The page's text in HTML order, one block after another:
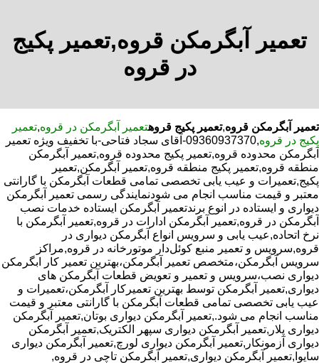
تعمیر آبگرمکن قروه,تعمیر پکیج
در قروه
تعمیر آبگرمکن قروه,تعمیر پکیج قروهتعمیر آبگرمکن در قروه,تعمیر
پکیج در قروه
,09360937370-آقای سجاد فتاحی-با تخفیف ویژه تعمیر
آبگرمکن محدوده قروه,تعمیر پکیج محدوده قروه,تعمیر آبگرمکن
منطقه قروه,تعمیر پکیج منطقه قروه,تعمیر آبگرمکن,تعمیر
پکیج,تعمیرات و عیب یابی تخصصی تمامی قطعات آبگرمکن با گارانتی
معتبر و قیمت مناسب انجام می شودنمایندگی رسمی تعمیر آبگرمکن
دیواری و ایستاده در انوع برندتعمیر آبگرمکن ایستاده خدمات نصب
آبگرمکن در قروه,تعمیر آبگرمکن ادارات در قروه,تعمیر آبگرمکن با
نرخ اتحاده,عیب یابی و سرویس انواع آبگرمکن دیواری در
قروه,سرویس و تعمیر منبع کوئل‌دار موتورخانه در قروه,مراکز
سرویس آبگرمکن،متخصص تعمیر آبگرمکن،بهترین تعمیر کار ابگرمکن
دیواری نصب،سرویس و تعمیر و تعویض قطعات آبگرمکن های
دیواری,تعمیر آبگرمکن توسط بهترین تعمیرکار آبگرمکن،تعمیرات و
عیب یابی تخصصی تمامی قطعات آبگرمکن با گارانتی معتبر و قیمت
مناسب انجام می شود.,تعمیر آبگرمکن دیواری بوتان,تعمیر آبگرمکن
دیواری پلار,تعمیر آبگرمکن دیواری سپهر الکتریک,تعمیر آبگرمکن
دیواری آزمونکار,تعمیر آبگرمکن دیواری لورچ,تعمیر آبگرمکن دیواری
سایوا,تعمیر آبگرمکن دیواری,تعمیر آبگرمکن تاچی در قروه,